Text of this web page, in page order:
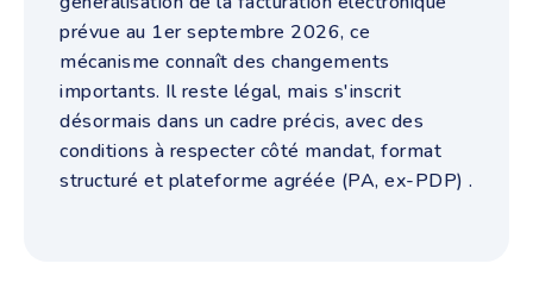
prévue au 1er septembre 2026, ce
mécanisme connaît des changements
importants. Il reste légal, mais s'inscrit
désormais dans un cadre précis, avec des
conditions à respecter côté mandat, format
structuré et plateforme agréée (PA, ex-PDP) .